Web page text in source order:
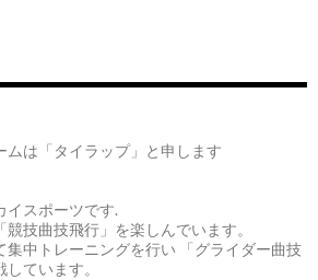
ムは「タイラップ」と申します
イスポーツです.
技曲技飛行」を楽しんでいます。
集中トレーニングを行い 「グライダー曲技
ています。